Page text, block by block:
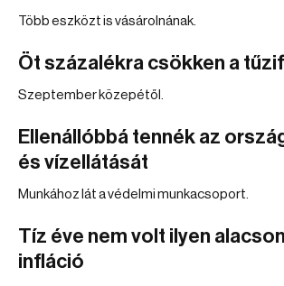
Több eszközt is vásárolnának.
Öt százalékra csökken a
Szeptember közepétől.
Ellenállóbbá tennék az
és vízellátását
Munkához lát a védelmi munkacsoport.
Tíz éve nem volt ilyen
infláció